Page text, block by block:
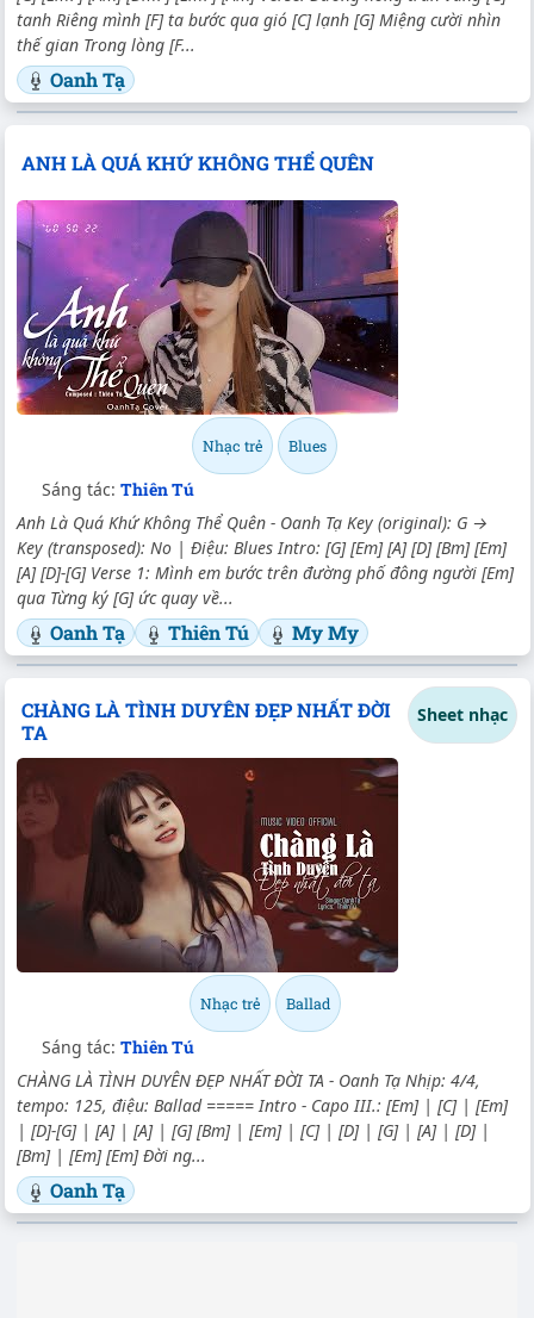
tanh Riêng mình [F] ta bước qua gió [C] lạnh [G] Miệng cười nhìn
thế gian Trong lòng [F...
Oanh Tạ
ANH LÀ QUÁ KHỨ KHÔNG THỂ QUÊN
Nhạc trẻ Blues
Sáng tác: Thiên Tú
Anh Là Quá Khứ Không Thể Quên - Oanh Tạ Key (original): G →
Key (transposed): No | Điệu: Blues Intro: [G] [Em] [A] [D] [Bm] [Em]
[A] [D]-[G] Verse 1: Mình em bước trên đường phố đông người [Em]
qua Từng ký [G] ức quay về...
Oanh Tạ Thiên Tú My My
CHÀNG LÀ TÌNH DUYÊN ĐẸP NHẤT ĐỜI
TA
Sheet nhạc
Nhạc trẻ Ballad
Sáng tác: Thiên Tú
CHÀNG LÀ TÌNH DUYÊN ĐẸP NHẤT ĐỜI TA - Oanh Tạ Nhịp: 4/4,
tempo: 125, điệu: Ballad ===== Intro - Capo III.: [Em] | [C] | [Em]
| [D]-[G] | [A] | [A] | [G] [Bm] | [Em] | [C] | [D] | [G] | [A] | [D] |
[Bm] | [Em] [Em] Đời ng...
Oanh Tạ